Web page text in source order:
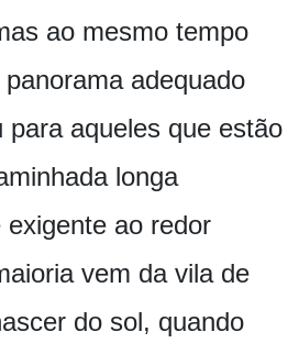
ao mesmo tempo
adequado
para aqueles que estão
longa
ao redor
vem da vila de
do sol, quando